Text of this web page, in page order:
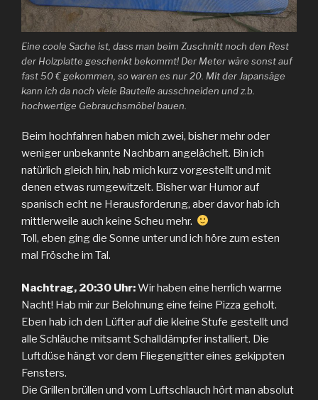
Eine coole Sache ist, dass man beim Zuschnitt noch den Rest
der Holzplatte geschenkt bekommt! Der Meter wäre sonst auf
fast 50 € gekommen, so waren es nur 20. Mit der Japansäge
kann ich da noch viele Bauteile ausschneiden und z.b.
hochwertige Gebrauchsmöbel bauen.
Beim hochfahren haben mich zwei, bisher mehr oder
weniger unbekannte Nachbarn angelächelt. Bin ich
natürlich gleich hin, hab mich kurz vorgestellt und mit
denen etwas rumgewitzelt. Bisher war Humor auf
spanisch echt ne Herausforderung, aber davor hab ich
mittlerweile auch keine Scheu mehr.
Toll, eben ging die Sonne unter und ich höre zum esten
mal Frösche im Tal.
Nachtrag, 20:30 Uhr:Wir haben eine herrlich warme
Nacht! Hab mir zur Belohnung eine feine Pizza geholt.
Eben hab ich den Lüfter auf die kleine Stufe gestellt und
alle Schläuche mitsamt Schalldämpfer installiert. Die
Luftdüse hängt vor dem Fliegengitter eines gekippten
Fensters.
Die Grillen brüllen und vom Luftschlauch hört man absolut